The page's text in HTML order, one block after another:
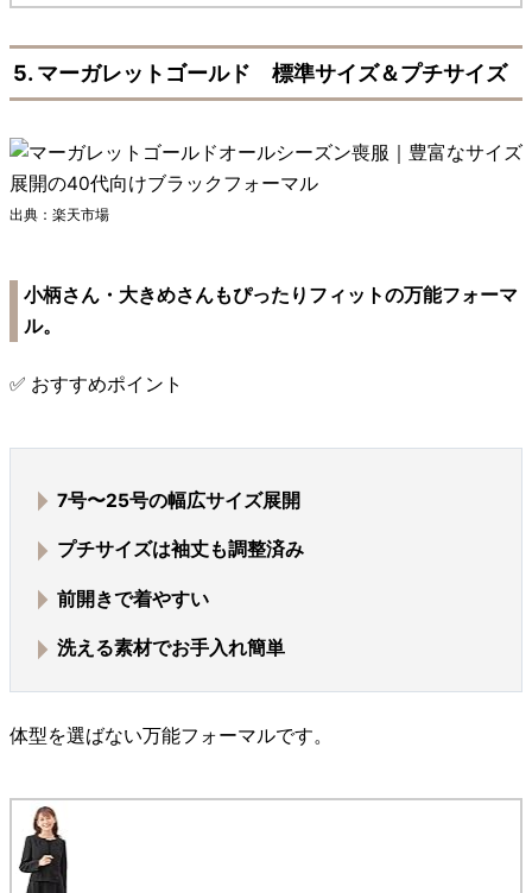
5. マーガレットゴールド 標準サイズ＆プチサイズ
出典：楽天市場
小柄さん・大きめさんもぴったりフィットの万能フォーマ
ル。
✅ おすすめポイント
7号〜25号の幅広サイズ展開
プチサイズは袖丈も調整済み
前開きで着やすい
洗える素材でお手入れ簡単
体型を選ばない万能フォーマルです。